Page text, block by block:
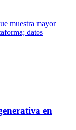
muestra mayor
datos
en